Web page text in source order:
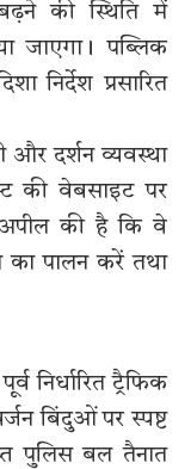
की स्थिति में
जाएगा। पब्लिक
निर्देश प्रसारित
और दर्शन व्यवस्था
की वेबसाइट पर
अपील की है कि वे
का पालन करें तथा
निर्धारित ट्रैफिक
बिंदुओं पर स्पष्ट
पुलिस बल तैनात